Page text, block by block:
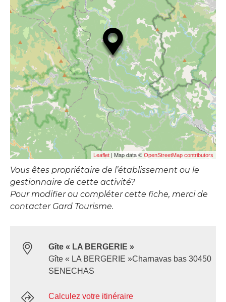
Leaflet | Map data © OpenStreetMap contributors
Vous êtes propriétaire de l’établissement ou le
gestionnaire de cette activité?
Pour modifier ou compléter cette fiche, merci de
contacter Gard Tourisme.
Gîte « LA BERGERIE »
Gîte « LA BERGERIE »Charnavas bas 30450
SENECHAS
Calculez votre itinéraire